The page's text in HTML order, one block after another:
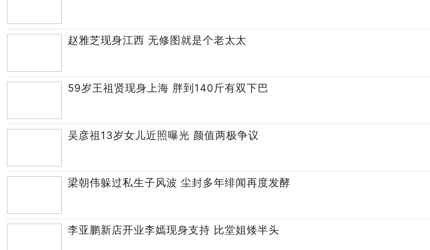
赵雅芝现身江西 无修图就是个老太太
59岁王祖贤现身上海 胖到140斤有双下巴
吴彦祖13岁女儿近照曝光 颜值两极争议
梁朝伟躲过私生子风波 尘封多年绯闻再度发酵
李亚鹏新店开业李嫣现身支持 比堂姐矮半头